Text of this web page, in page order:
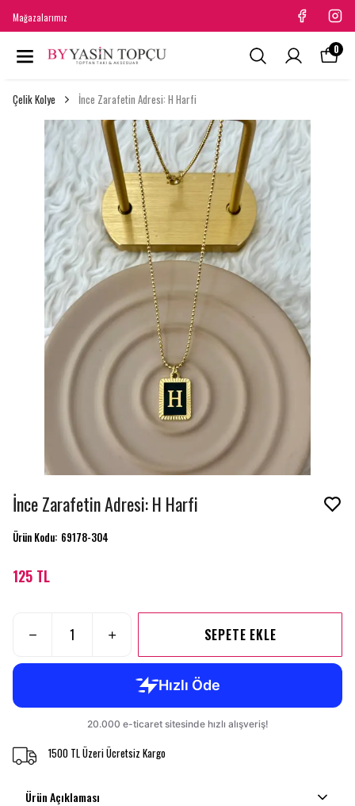
Mağazalarımız
0
Çelik Kolye İnce Zarafetin Adresi: H Harfi
İnce Zarafetin Adresi: H Harfi
Ürün Kodu: 69178-304
125 TL
SEPETE EKLE
1500 TL Üzeri Ücretsiz Kargo
Ürün Açıklaması